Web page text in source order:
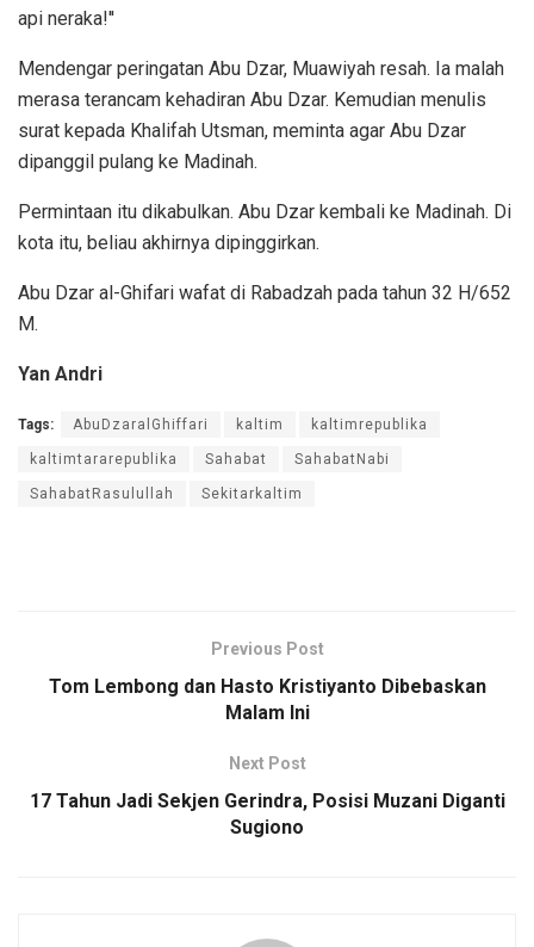
api neraka!''
Mendengar peringatan Abu Dzar, Muawiyah resah. Ia malah
merasa terancam kehadiran Abu Dzar. Kemudian menulis
surat kepada Khalifah Utsman, meminta agar Abu Dzar
dipanggil pulang ke Madinah.
Permintaan itu dikabulkan. Abu Dzar kembali ke Madinah. Di
kota itu, beliau akhirnya dipinggirkan.
Abu Dzar al-Ghifari wafat di Rabadzah pada tahun 32 H/652
M.
Yan Andri
Tags: AbuDzaralGhiffari kaltim kaltimrepublika
kaltimtararepublika Sahabat SahabatNabi
SahabatRasulullah Sekitarkaltim
Previous Post
Tom Lembong dan Hasto Kristiyanto Dibebaskan
Malam Ini
Next Post
17 Tahun Jadi Sekjen Gerindra, Posisi Muzani Diganti
Sugiono